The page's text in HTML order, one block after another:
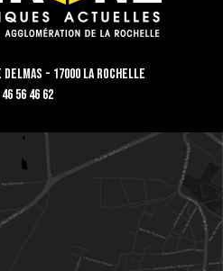
- 17000 La Rochelle
56 46 62